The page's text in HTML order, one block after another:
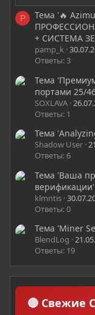
P
Тема '🔥
+ СИСТЕМА
pamp_k
Ответы: 3
Тема
портами 25/
SOXLAVA
Ответы: 1
Тема
Shadow User
Ответы: 6
Тема 'Ваша
верификации'
klmntis
Ответы: 0
Тема 'Miner
BlendLog
Ответы: 19
🔴 Свежие